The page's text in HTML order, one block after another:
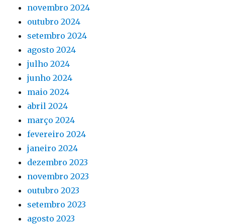
novembro 2024
outubro 2024
setembro 2024
agosto 2024
julho 2024
junho 2024
maio 2024
abril 2024
março 2024
fevereiro 2024
janeiro 2024
dezembro 2023
novembro 2023
outubro 2023
setembro 2023
agosto 2023